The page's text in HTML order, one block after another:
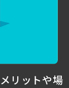
リットや場